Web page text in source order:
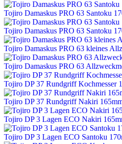
Tojiro Damaskus PRO 63 Santoku
Tojiro Damaskus PRO 63 Santoku
Tojiro Damaskus PRO 63 kleines
Tojiro Damaskus PRO 63
Tojiro DP 37 Rundgriff Kochmesser
Tojiro DP 37 Rundgriff Nakiri
Tojiro DP 3 Lagen ECO Nakiri
Tojiro DP 3 Lagen ECO Santoku